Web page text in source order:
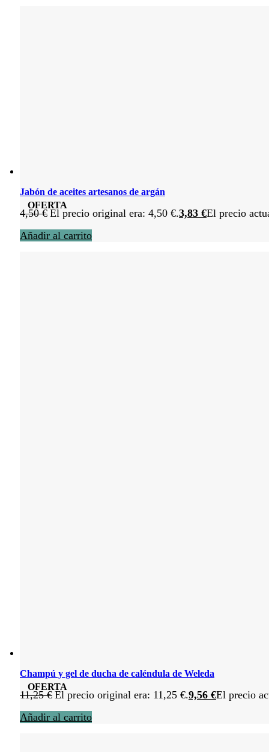
OFERTA
Jabón de aceites artesanos de argán
4,50€ El precio original era: 4,50 €.3,83 €El precio
Añadir al carrito
OFERTA
Champú y gel de ducha de caléndula de Weleda
11,25€ El precio original era: 11,25 €.9,56 €El precio
Añadir al carrito